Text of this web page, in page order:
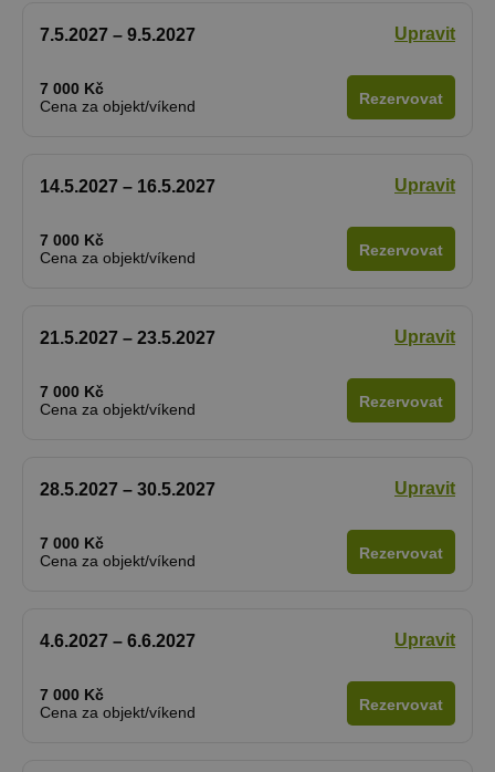
7.5.2027 – 9.5.2027 Upravit
7 000 Kč
Cena za objekt/víkend
Rezervovat
14.5.2027 – 16.5.2027 Upravit
7 000 Kč
Cena za objekt/víkend
Rezervovat
21.5.2027 – 23.5.2027 Upravit
7 000 Kč
Cena za objekt/víkend
Rezervovat
28.5.2027 – 30.5.2027 Upravit
7 000 Kč
Cena za objekt/víkend
Rezervovat
4.6.2027 – 6.6.2027 Upravit
7 000 Kč
Cena za objekt/víkend
Rezervovat